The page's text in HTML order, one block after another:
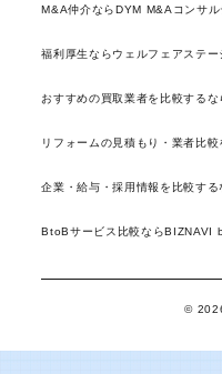
M&A仲介ならDYM M&Aコンサル
福利厚生ならウェルフェアステー
おすすめの買取業者を比較するな
リフォームの見積もり・業者比
企業・給与・採用情報を比較す
BtoBサービス比較ならBIZNAVI
©